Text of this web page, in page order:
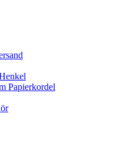
Papierkordel